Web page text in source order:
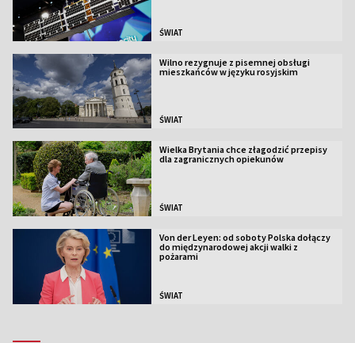
ŚWIAT
Wilno rezygnuje z pisemnej obsługi
mieszkańców w języku rosyjskim
ŚWIAT
Wielka Brytania chce złagodzić przepisy
dla zagranicznych opiekunów
ŚWIAT
Von der Leyen: od soboty Polska dołączy
do międzynarodowej akcji walki z
pożarami
ŚWIAT